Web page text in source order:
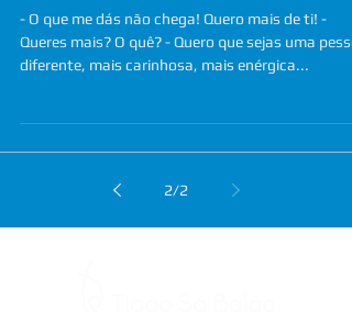
- O que me dás não chega! Quero mais de ti! -
Queres mais? O quê? - Quero que sejas uma
diferente, mais carinhosa, mais enérgica...
2/2